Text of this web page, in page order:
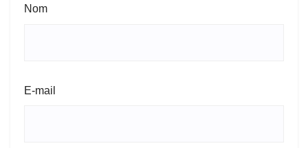
Nom
E-mail